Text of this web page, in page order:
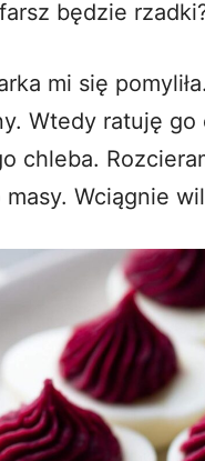
będzie
mi się
Wtedy ratuję go
chleba.
masy. Wciągnie